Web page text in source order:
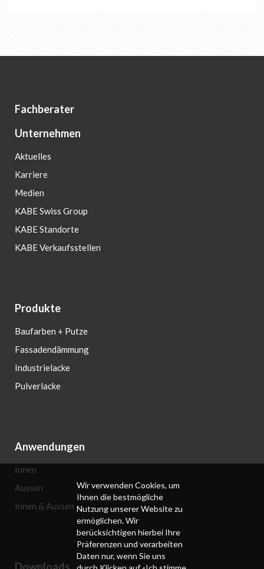
Fachberater
Unternehmen
Aktuelles
Karriere
Medien
KABE Swiss Group
KABE Standorte
KABE Verkaufsstellen
Produkte
Baufarben + Putze
Fassadendämmung
Industrielacke
Pulverlacke
Anwendungen
Innen
Aussen
Innen & Aussen
Wir verwenden Cookies, um
Ihnen die bestmögliche
Nutzung unserer Website zu
ermöglichen. Wir
berücksichtigen hierbei Ihre
Präferenzen und verarbeiten
Daten nur, wenn Sie uns